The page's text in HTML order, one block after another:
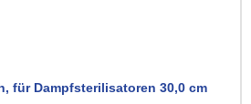
für Dampfsterilisatoren 30,0 cm